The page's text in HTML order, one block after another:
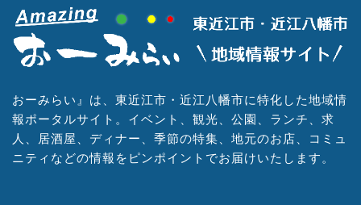
おーみらい』は、東近江市・近江八幡市に特化した地域情
報ポータルサイト。イベント、観光、公園、ランチ、求
人、居酒屋、ディナー、季節の特集、地元のお店、コミュ
ニティなどの情報をピンポイントでお届けいたします。